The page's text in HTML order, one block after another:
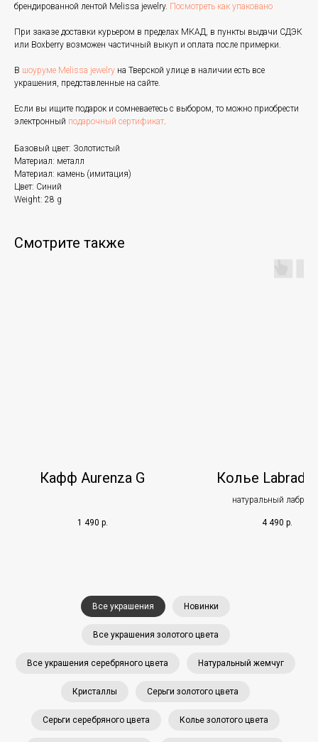
брендированной лентой Melissa jewelry. Посмотреть как упаковано
При заказе доставки курьером в пределах МКАД, в пункты выдачи СДЭК
или Boxberry возможен частичный выкуп и оплата после примерки.
В шоуруме Melissa jewelry на Тверской улице в наличии есть все
украшения, представленные на сайте.
Если вы ищите подарок и сомневаетесь с выбором, то можно приобрести
электронный подарочный сертификат.
Базовый цвет: Золотистый
Материал: металл
Материал: камень (имитация)
Цвет: Синий
Weight: 28 g
Смотрите также
Кафф Aurenza G
1 490 р.
Колье
натуральный
4 490 р.
Все украшения Новинки
Все украшения золотого цвета
Все украшения серебряного цвета Натуральный жемчуг
Кристаллы Серьги золотого цвета
Серьги серебряного цвета Колье золотого цвета